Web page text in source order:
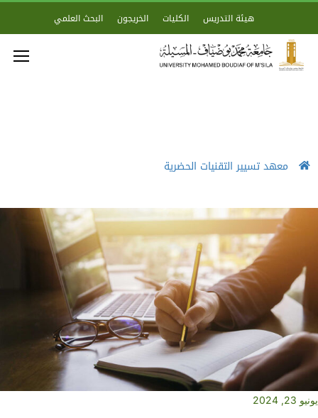
هيئة التدريس الكليات الخريجون البحث العلمي
معهد تسيير التقنيات الحضرية
يونيو 23, 2024